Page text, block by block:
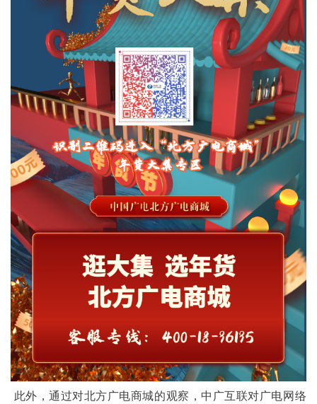
此外，通过对北方广电商城的观察，中广互联对广电网络